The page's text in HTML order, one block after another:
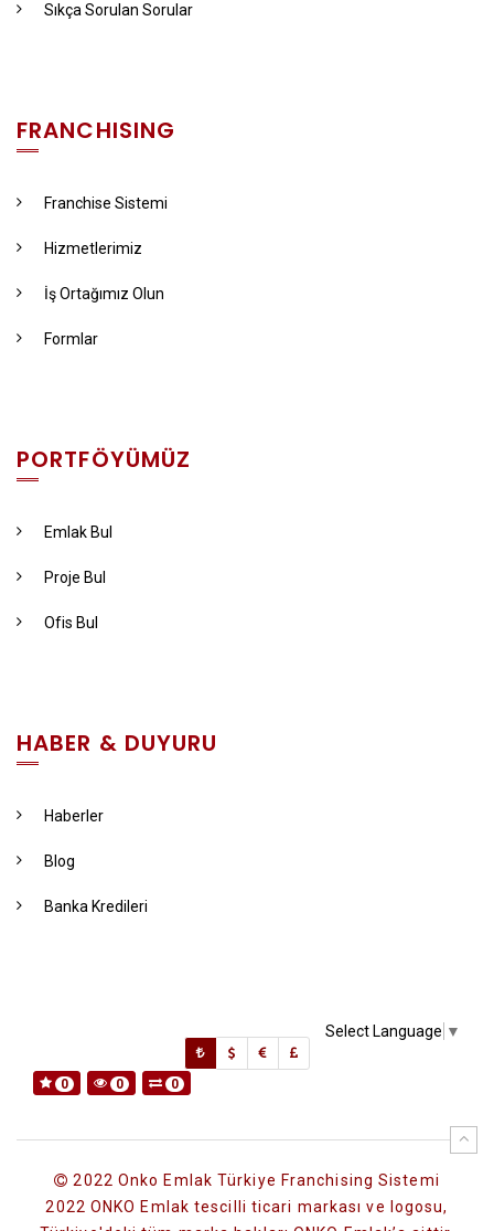
Sıkça Sorulan Sorular
FRANCHISING
Franchise Sistemi
Hizmetlerimiz
İş Ortağımız Olun
Formlar
PORTFÖYÜMÜZ
Emlak Bul
Proje Bul
Ofis Bul
HABER & DUYURU
Haberler
Blog
Banka Kredileri
Select Language ▼
0 0 0
2022 Onko Emlak Türkiye Franchising Sistemi
2022 ONKO Emlak tescilli ticari markası ve logosu,